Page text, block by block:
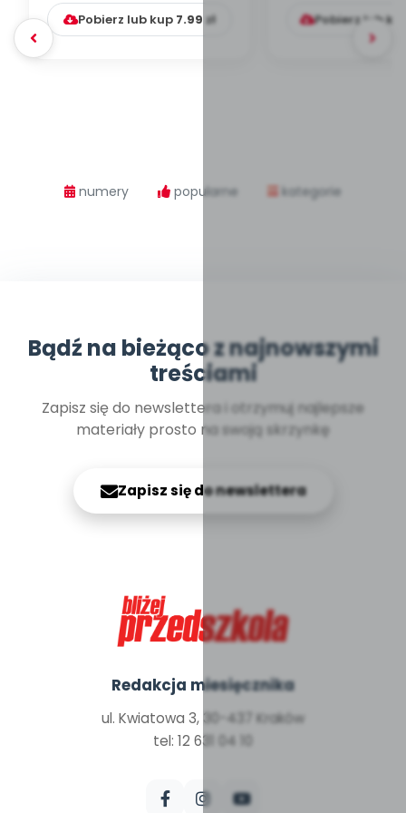
Pobierz lub kup 7.99 zł Pobierz lub
numery popularne kategorie
Bądź na bieżąco z najnowszymi
treściami
Zapisz się do newslettera i otrzymuj najlepsze
materiały prosto na swoją skrzynkę
Zapisz się do newslettera
Redakcja miesięcznika
ul. Kwiatowa 3, 30-437 Kraków
tel: 12 631 04 10